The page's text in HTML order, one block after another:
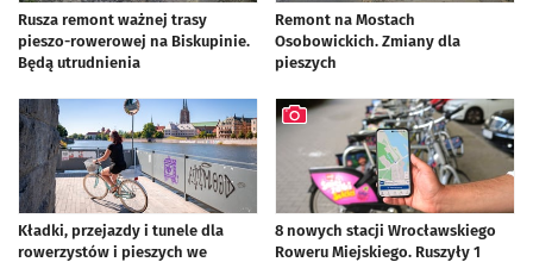
Rusza remont ważnej trasy
pieszo-rowerowej na Biskupinie.
Będą utrudnienia
Remont na Mostach
Osobowickich. Zmiany dla
pieszych
Kładki, przejazdy i tunele dla
rowerzystów i pieszych we
8 nowych stacji Wrocławskiego
Roweru Miejskiego. Ruszyły 1